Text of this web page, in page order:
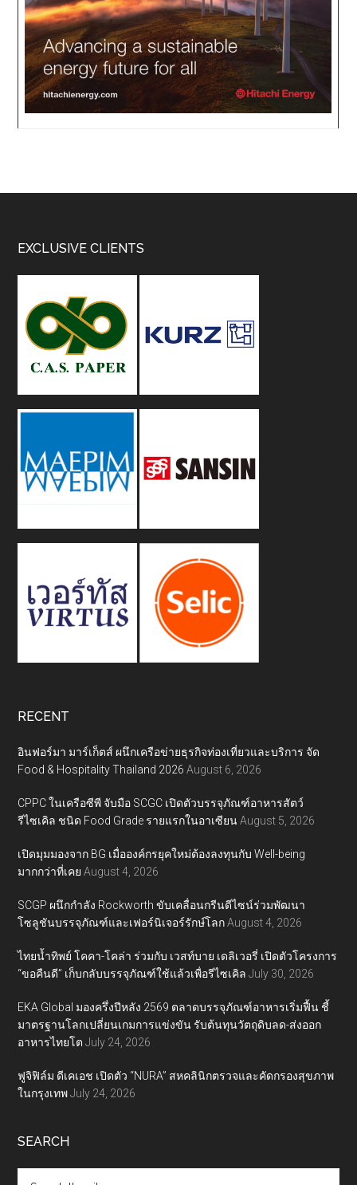
Footer
EXCLUSIVE CLIENTS
RECENT
อินฟอร์มา มาร์เก็ตส์ ผนึกเครือข่ายธุรกิจท่องเที่ยวและบริการ จัด
Food & Hospitality Thailand 2026 August 6, 2026
CPPC ในเครือซีพี จับมือ SCGC เปิดตัวบรรจุภัณฑ์อาหารสัตว์
รีไซเคิล ชนิด Food Grade รายแรกในอาเซียน August 5, 2026
เปิดมุมมองจาก BG เมื่อองค์กรยุคใหม่ต้องลงทุนกับ Well-being
มากกว่าที่เคย August 4, 2026
SCGP ผนึกกำลัง Rockworth ขับเคลื่อนกรีนดีไซน์ร่วมพัฒนา
โซลูชันบรรจุภัณฑ์และเฟอร์นิเจอร์รักษ์โลก August 4, 2026
ไทยน้ำทิพย์ โคคา-โคล่า ร่วมกับ เวสท์บาย เดลิเวอรี่ เปิดตัวโครงการ
“ขอคืนดี” เก็บกลับบรรจุภัณฑ์ใช้แล้วเพื่อรีไซเคิล July 30, 2026
EKA Global มองครึ่งปีหลัง 2569 ตลาดบรรจุภัณฑ์อาหารเริ่มฟื้น ชี้
มาตรฐานโลกเปลี่ยนเกมการแข่งขัน รับต้นทุนวัตถุดิบลด-ส่งออก
อาหารไทยโต July 24, 2026
ฟูจิฟิล์ม ดีเคเอช เปิดตัว “NURA” สหคลินิกตรวจและคัดกรองสุขภาพ
ในกรุงเทพ July 24, 2026
SEARCH